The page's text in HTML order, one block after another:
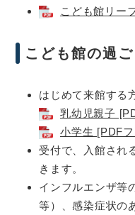
こども館リー
こども館の過
はじめて来館する
乳幼児親子
小学生 [PDF
受付で、入館され
きます。
インフルエンザ等
等）、感染症状の